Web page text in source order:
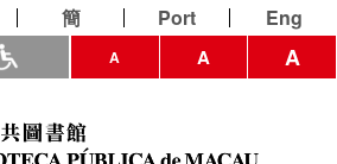
簡 Port Eng
A A A